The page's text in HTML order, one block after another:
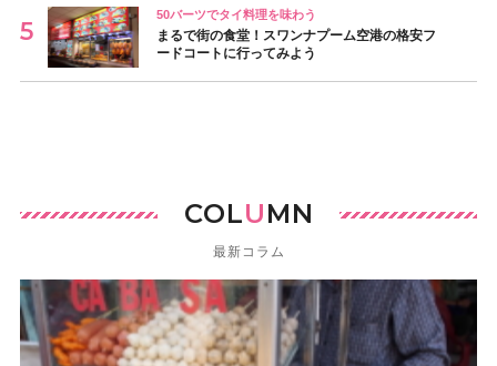
50バーツでタイ料理を味わう
まるで街の食堂！スワンナプーム空港の格安フ
ードコートに行ってみよう
COLUMN
最新コラム